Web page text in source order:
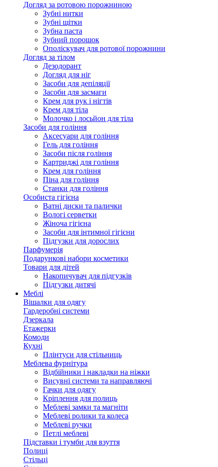
Догляд за ротовою порожниною
Зубні нитки
Зубні щітки
Зубна паста
Зубний порошок
Ополіскувач для ротової порожнини
Догляд за тілом
Дезодорант
Догляд для ніг
Засоби для депіляції
Засоби для засмаги
Крем для рук і нігтів
Крем для тіла
Молочко і лосьйон для тіла
Засоби для гоління
Аксесуари для гоління
Гель для гоління
Засоби після гоління
Картриджі для гоління
Крем для гоління
Піна для гоління
Станки для гоління
Особиста гігієна
Ватні диски та палички
Вологі серветки
Жіноча гігієна
Засоби для інтимної гігієни
Підгузки для дорослих
Парфумерія
Подарункові набори косметики
Товари для дітей
Накопичувач для підгузків
Підгузки дитячі
Меблі
Вішалки для одягу
Гардеробні системи
Дзеркала
Етажерки
Комоди
Кухні
Плінтуси для стільниць
Меблева фурнітура
Відбійники і накладки на ніжки
Висувні системи та направляючі
Гачки для одягу
Кріплення для полиць
Меблеві замки та магніти
Меблеві ролики та колеса
Меблеві ручки
Петлі меблеві
Підставки і тумби для взуття
Полиці
Стільці